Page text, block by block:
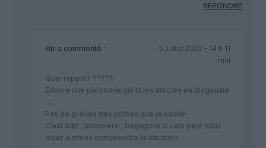
RÉPONDRE
Atr a commenté :
5 juillet 2022 - 14 h 11
min
Quel rapport ?????!
Encore une personne qui lit les articles en diagonale
Pas de grèves des pilotes que je sache ,
C’est adp , pompiers , bagagiste si cela peut vous
aider à mieux comprendre la situation